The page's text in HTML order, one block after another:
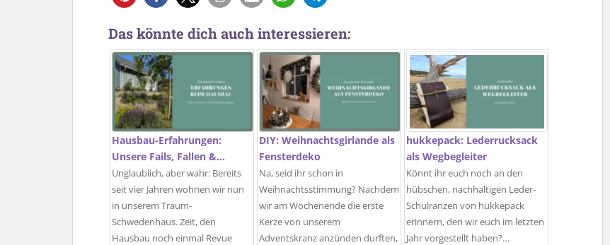
Das könnte dich auch interessieren:
Hausbau-Erfahrungen:
Unsere Fails, Fallen &…
Unglaublich, aber wahr: Bereits
seit vier Jahren wohnen wir nun
in unserem Traum-
Schwedenhaus. Zeit, den
Hausbau noch einmal Revue
DIY: Weihnachtsgirlande als
Fensterdeko
Na, seid ihr schon in
Weihnachtsstimmung? Nachdem
wir am Wochenende die erste
Kerze von unserem
Adventskranz anzünden durften,
hukkepack: Lederrucksack
als Wegbegleiter
Könnt ihr euch noch an den
hübschen, nachhaltigen Leder-
Schulranzen von hukkepack
erinnern, den wir euch im letzten
Jahr vorgestellt haben?…